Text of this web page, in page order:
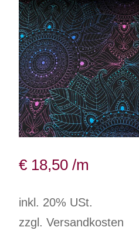
€ 18,50 /m
inkl. 20% USt.
zzgl. Versandkosten